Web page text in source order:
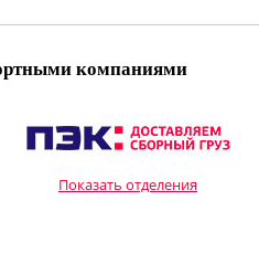
компаниями
Показать отделения